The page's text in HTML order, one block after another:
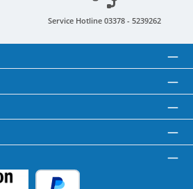
Service Hotline 03378 - 5239262